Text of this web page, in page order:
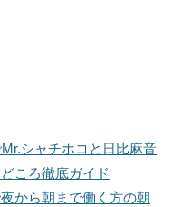
シャチホコと日比麻音
ころ徹底ガイド
から朝まで働く方の朝